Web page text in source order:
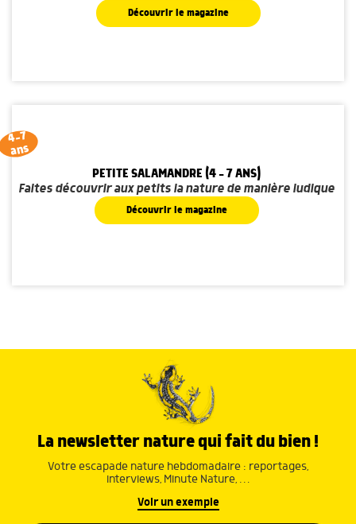
Découvrir le magazine
4-7
ans
PETITE SALAMANDRE (4 - 7 ANS)
Faites découvrir aux petits la nature de manière ludique
Découvrir le magazine
La newsletter nature qui fait du bien !
Votre escapade nature hebdomadaire : reportages,
interviews, Minute Nature, …
Voir un exemple